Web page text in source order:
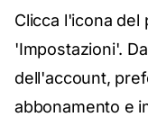
Clicca l'icona del
'Impostazioni'.
dell'account,
abbonamento e